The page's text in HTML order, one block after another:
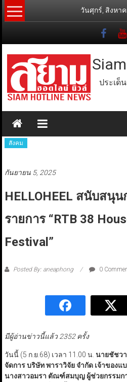
Skip
to
วันศุกร์, สิงหา
ประเด็
สังคม
กันยายน 5, 2025
HELLOHEEL สนับสนุ
รายการ “RTB 38
Festival”
Posted By: aneaphong 0
มีผู้อ่านข่าวนี้แล้ว 2352 ครั้ง
วันนี้ (5 ก.ย.68) เวลา 11.00 น. นายชัชว
จัดการ บริษัท พาราวิจัย จำกัด เจ้าของแ
นางสาวอมรา ตัณฑ์สมบุญ ผู้ช่วยกรรมก